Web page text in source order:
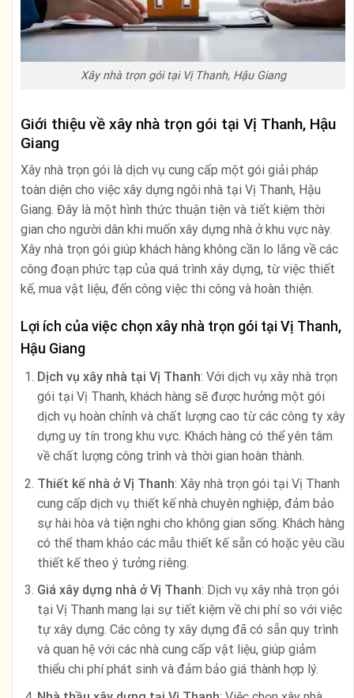
Xây nhà trọn gói tại Vị Thanh, Hậu Giang
Giới thiệu về xây nhà trọn gói tại Vị Thanh, Hậu
Giang
Xây nhà trọn gói là dịch vụ cung cấp một gói giải pháp
toàn diện cho việc xây dựng ngôi nhà tại Vị Thanh, Hậu
Giang. Đây là một hình thức thuận tiện và tiết kiệm thời
gian cho người dân khi muốn xây dựng nhà ở khu vực này.
Xây nhà trọn gói giúp khách hàng không cần lo lắng về các
công đoạn phức tạp của quá trình xây dựng, từ việc thiết
kế, mua vật liệu, đến công việc thi công và hoàn thiện.
Lợi ích của việc chọn xây nhà trọn gói tại Vị Thanh,
Hậu Giang
Dịch vụ xây nhà tại Vị Thanh: Với dịch vụ xây nhà trọn
gói tại Vị Thanh, khách hàng sẽ được hưởng một gói
dịch vụ hoàn chỉnh và chất lượng cao từ các công ty xây
dựng uy tín trong khu vực. Khách hàng có thể yên tâm
về chất lượng công trình và thời gian hoàn thành.
Thiết kế nhà ở Vị Thanh: Xây nhà trọn gói tại Vị Thanh
cung cấp dịch vụ thiết kế nhà chuyên nghiệp, đảm bảo
sự hài hòa và tiện nghi cho không gian sống. Khách hàng
có thể tham khảo các mẫu thiết kế sẵn có hoặc yêu cầu
thiết kế theo ý tưởng riêng.
Giá xây dựng nhà ở Vị Thanh: Dịch vụ xây nhà trọn gói
tại Vị Thanh mang lại sự tiết kiệm về chi phí so với việc
tự xây dựng. Các công ty xây dựng đã có sẵn quy trình
và quan hệ với các nhà cung cấp vật liệu, giúp giảm
thiểu chi phí phát sinh và đảm bảo giá thành hợp lý.